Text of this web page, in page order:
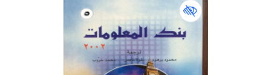
كتاب لذوي الهمم book